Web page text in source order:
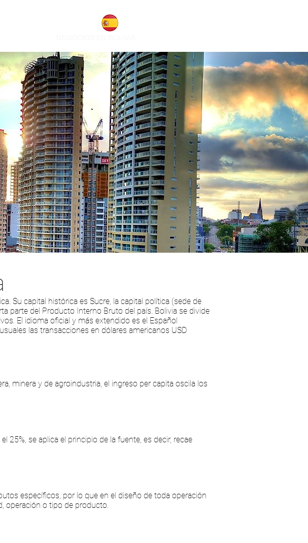
Su capital histórica es Sucre, la capital política (sede de
parte del Producto Interno Bruto del país. Bolivia se divide
El idioma oficial y más extendido es el Español
las transacciones en dólares americanos USD
minera y de agroindustria, el ingreso per capita oscila los
25%, se aplica el principio de la fuente, es decir, recae
específicos, por lo que en el diseño de toda operación
operación o tipo de producto.